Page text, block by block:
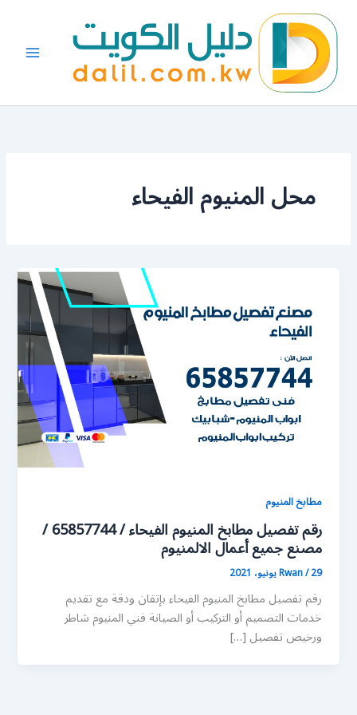
المحتوى
محل المنيوم الفيحاء
مطابخ المنيوم
رقم تفصيل مطابخ المنيوم الفيحاء / 65857744 /
مصنع جميع أعمال الالمنيوم
Rwan/29 يونيو، 2021
رقم تفصيل مطابخ المنيوم الفيحاء بإتقان ودقة مع تقديم
خدمات التصميم أو التركيب أو الصيانة فني المنيوم شاطر
ورخيص تفصيل […]